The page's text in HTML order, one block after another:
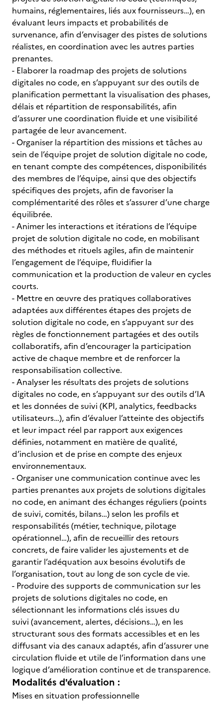
humains, réglementaires, liés aux fournisseurs…), en
évaluant leurs impacts et probabilités de
survenance, afin d’envisager des pistes de solutions
réalistes, en coordination avec les autres parties
prenantes.
- Elaborer la roadmap des projets de solutions
digitales no code, en s’appuyant sur des outils de
planification permettant la visualisation des phases,
délais et répartition de responsabilités, afin
d’assurer une coordination fluide et une visibilité
partagée de leur avancement.
- Organiser la répartition des missions et tâches au
sein de l’équipe projet de solution digitale no code,
en tenant compte des compétences, disponibilités
des membres de l’équipe, ainsi que des objectifs
spécifiques des projets, afin de favoriser la
complémentarité des rôles et s’assurer d’une charge
équilibrée.
- Animer les interactions et itérations de l’équipe
projet de solution digitale no code, en mobilisant
des méthodes et rituels agiles, afin de maintenir
l’engagement de l’équipe, fluidifier la
communication et la production de valeur en cycles
courts.
- Mettre en œuvre des pratiques collaboratives
adaptées aux différentes étapes des projets de
solution digitale no code, en s’appuyant sur des
règles de fonctionnement partagées et des outils
collaboratifs, afin d’encourager la participation
active de chaque membre et de renforcer la
responsabilisation collective.
- Analyser les résultats des projets de solutions
digitales no code, en s’appuyant sur des outils d’IA
et les données de suivi (KPI, analytics, feedbacks
utilisateurs…), afin d’évaluer l’atteinte des objectifs
et leur impact réel par rapport aux exigences
définies, notamment en matière de qualité,
d’inclusion et de prise en compte des enjeux
environnementaux.
- Organiser une communication continue avec les
parties prenantes aux projets de solutions digitales
no code, en animant des échanges réguliers (points
de suivi, comités, bilans…) selon les profils et
responsabilités (métier, technique, pilotage
opérationnel…), afin de recueillir des retours
concrets, de faire valider les ajustements et de
garantir l’adéquation aux besoins évolutifs de
l’organisation, tout au long de son cycle de vie.
- Produire des supports de communication sur les
projets de solutions digitales no code, en
sélectionnant les informations clés issues du
suivi (avancement, alertes, décisions…), en les
structurant sous des formats accessibles et en les
diffusant via des canaux adaptés, afin d’assurer une
circulation fluide et utile de l’information dans une
logique d’amélioration continue et de transparence.
Modalités d'évaluation :
Mises en situation professionnelle